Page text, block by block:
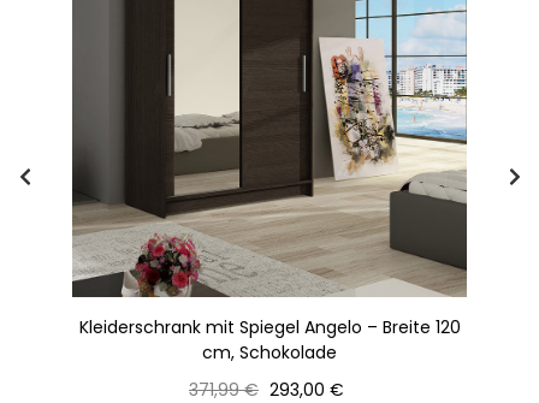
Kleiderschrank mit Spiegel Angelo – Breite 120
cm, Schokolade
Normaler
371,99 € Preis
293,00 €